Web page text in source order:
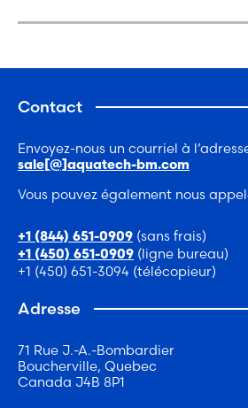
Contact
Envoyez-nous un courriel à
sale[@]aquatech-bm.com
Vous pouvez également nous
+1 (844) 651-0909 (sans frais)
+1 (450) 651-0909 (ligne bureau)
+1 (450) 651-3094 (télécopieur)
Adresse
71 Rue J.-A.-Bombardier
Boucherville, Quebec
Canada J4B 8P1